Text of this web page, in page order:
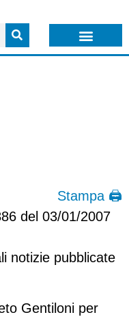
Stampa 🖨
del 03/01/2007
notizie pubblicate
Gentiloni per